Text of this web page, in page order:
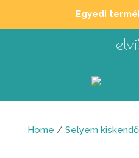
Egyedi
Home / Selyem